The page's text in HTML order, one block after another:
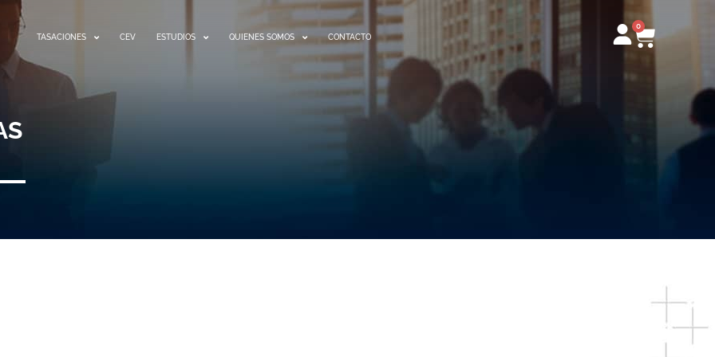
TASACIONES CEV ESTUDIOS QUIENES SOMOS CONTACTO
0
Carrito